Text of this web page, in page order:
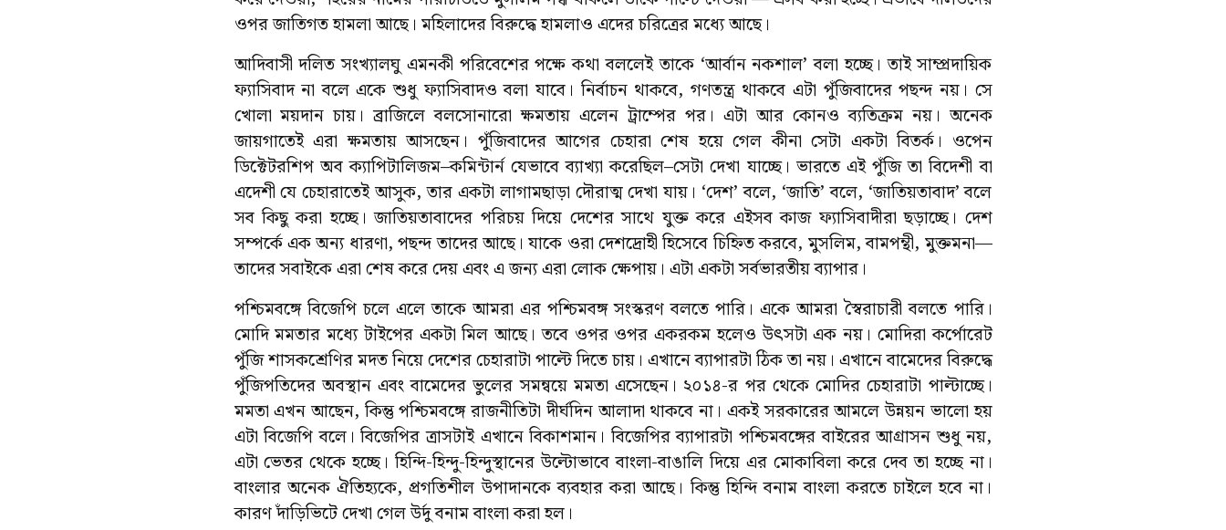
ওপর জাতিগত হামলা আছে। মহিলাদের বিরুদ্ধে হামলাও এদের চরিত্রের মধ্যে আছে।
আদিবাসী দলিত সংখ্যালঘু এমনকী পরিবেশের পক্ষে কথা বললেই তাকে ‘আর্বান নকশাল’ বলা হচ্ছে। তাই সাম্প্রদায়িক
ফ্যাসিবাদ না বলে একে শুধু ফ্যাসিবাদও বলা যাবে। নির্বাচন থাকবে, গণতন্ত্র থাকবে এটা পুঁজিবাদের পছন্দ নয়। সে
খোলা ময়দান চায়। ব্রাজিলে বলসোনারো ক্ষমতায় এলেন ট্রাম্পের পর। এটা আর কোনও ব্যতিক্রম নয়। অনেক
জায়গাতেই এরা ক্ষমতায় আসছেন। পুঁজিবাদের আগের চেহারা শেষ হয়ে গেল কীনা সেটা একটা বিতর্ক। ওপেন
ডিক্টেটরশিপ অব ক্যাপিটালিজম–কমিন্টার্ন যেভাবে ব্যাখ্যা করেছিল–সেটা দেখা যাচ্ছে। ভারতে এই পুঁজি তা বিদেশী বা
এদেশী যে চেহারাতেই আসুক, তার একটা লাগামছাড়া দৌরাত্ম দেখা যায়। ‘দেশ’ বলে, ‘জাতি’ বলে, ‘জাতিয়তাবাদ’ বলে
সব কিছু করা হচ্ছে। জাতিয়তাবাদের পরিচয় দিয়ে দেশের সাথে যুক্ত করে এইসব কাজ ফ্যাসিবাদীরা ছড়াচ্ছে। দেশ
সম্পর্কে এক অন্য ধারণা, পছন্দ তাদের আছে। যাকে ওরা দেশদ্রোহী হিসেবে চিহ্নিত করবে, মুসলিম, বামপন্থী, মুক্তমনা—
তাদের সবাইকে এরা শেষ করে দেয় এবং এ জন্য এরা লোক ক্ষেপায়। এটা একটা সর্বভারতীয় ব্যাপার।
পশ্চিমবঙ্গে বিজেপি চলে এলে তাকে আমরা এর পশ্চিমবঙ্গ সংস্করণ বলতে পারি। একে আমরা স্বৈরাচারী বলতে পারি।
মোদি মমতার মধ্যে টাইপের একটা মিল আছে। তবে ওপর ওপর একরকম হলেও উৎসটা এক নয়। মোদিরা কর্পোরেট
পুঁজি শাসকশ্রেণির মদত নিয়ে দেশের চেহারাটা পাল্টে দিতে চায়। এখানে ব্যাপারটা ঠিক তা নয়। এখানে বামেদের বিরুদ্ধে
পুঁজিপতিদের অবস্থান এবং বামেদের ভুলের সমন্বয়ে মমতা এসেছেন। ২০১৪-র পর থেকে মোদির চেহারাটা পাল্টাচ্ছে।
মমতা এখন আছেন, কিন্তু পশ্চিমবঙ্গে রাজনীতিটা দীর্ঘদিন আলাদা থাকবে না। একই সরকারের আমলে উন্নয়ন ভালো হয়
এটা বিজেপি বলে। বিজেপির ত্রাসটাই এখানে বিকাশমান। বিজেপির ব্যাপারটা পশ্চিমবঙ্গের বাইরের আগ্রাসন শুধু নয়,
এটা ভেতর থেকে হচ্ছে। হিন্দি-হিন্দু-হিন্দুস্থানের উল্টোভাবে বাংলা-বাঙালি দিয়ে এর মোকাবিলা করে দেব তা হচ্ছে না।
বাংলার অনেক ঐতিহ্যকে, প্রগতিশীল উপাদানকে ব্যবহার করা আছে। কিন্তু হিন্দি বনাম বাংলা করতে চাইলে হবে না।
কারণ দাঁড়িভিটে দেখা গেল উর্দু বনাম বাংলা করা হল।